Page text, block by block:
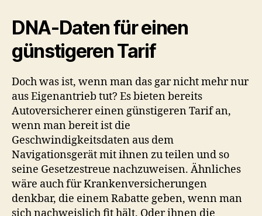
DNA-Daten für einen
günstigeren Tarif
Doch was ist, wenn man das gar nicht mehr nur
aus Eigenantrieb tut? Es bieten bereits
Autoversicherer einen günstigeren Tarif an,
wenn man bereit ist die
Geschwindigkeitsdaten aus dem
Navigationsgerät mit ihnen zu teilen und so
seine Gesetzestreue nachzuweisen. Ähnliches
wäre auch für Krankenversicherungen
denkbar, die einem Rabatte geben, wenn man
sich nachweislich fit hält. Oder ihnen die